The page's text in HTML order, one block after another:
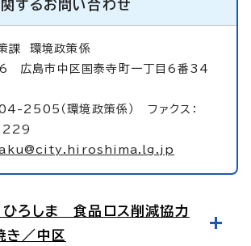
するお問い合わせ
課 環境政策係
島市中区国泰寺町一丁目6番34
2505（環境政策係） ファクス：
ひろしま 食品ロス削減協力
き／中区